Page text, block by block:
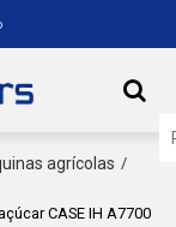
agrícolas /
CASE IH A7700